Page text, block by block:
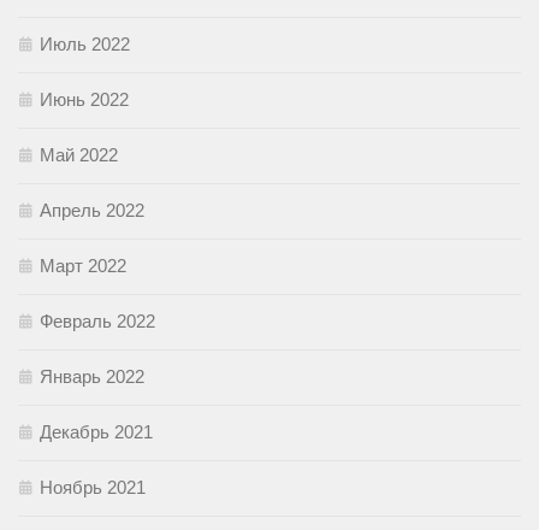
Июль 2022
Июнь 2022
Май 2022
Апрель 2022
Март 2022
Февраль 2022
Январь 2022
Декабрь 2021
Ноябрь 2021